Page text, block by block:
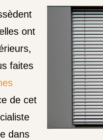
ont
faites
de cet
dans